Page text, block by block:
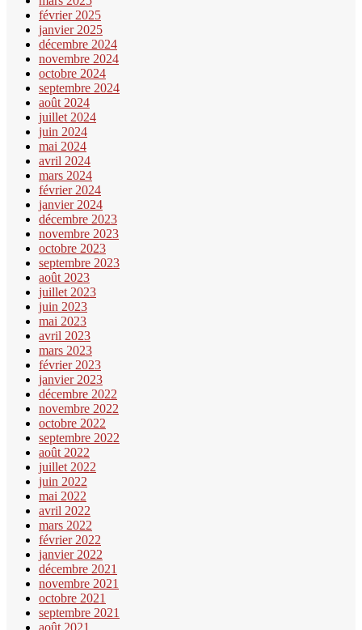
février 2025
janvier 2025
décembre 2024
novembre 2024
octobre 2024
septembre 2024
août 2024
juillet 2024
juin 2024
mai 2024
avril 2024
mars 2024
février 2024
janvier 2024
décembre 2023
novembre 2023
octobre 2023
septembre 2023
août 2023
juillet 2023
juin 2023
mai 2023
avril 2023
mars 2023
février 2023
janvier 2023
décembre 2022
novembre 2022
octobre 2022
septembre 2022
août 2022
juillet 2022
juin 2022
mai 2022
avril 2022
mars 2022
février 2022
janvier 2022
décembre 2021
novembre 2021
octobre 2021
septembre 2021